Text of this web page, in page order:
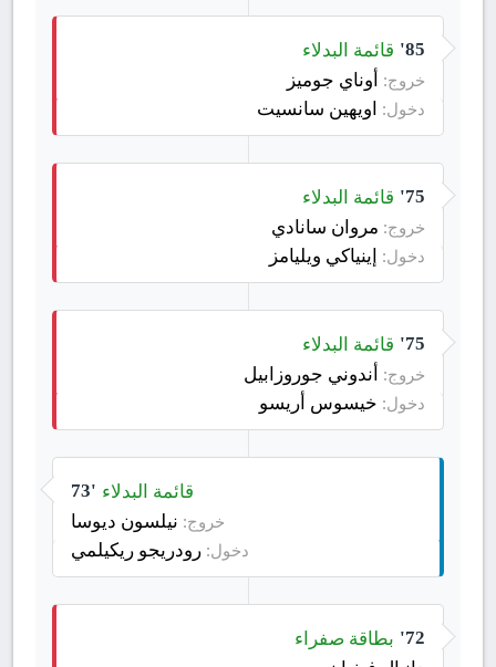
85' قائمة البدلاء
خروج: أوناي جوميز
دخول: اويهين سانسيت
75' قائمة البدلاء
خروج: مروان سانادي
دخول: إينياكي ويليامز
75' قائمة البدلاء
خروج: أندوني جوروزابيل
دخول: خيسوس أريسو
73' قائمة البدلاء
خروج: نيلسون ديوسا
دخول: رودريجو ريكيلمي
72'
بطاقة صفراء